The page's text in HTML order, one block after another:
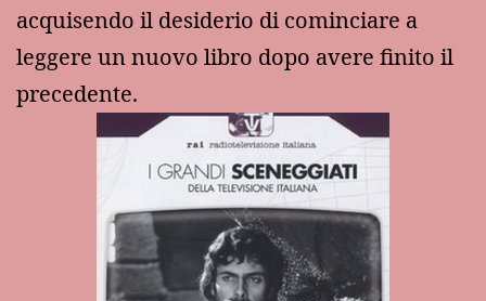
acquisendo il desiderio di cominciare a
leggere un nuovo libro dopo avere finito il
precedente.